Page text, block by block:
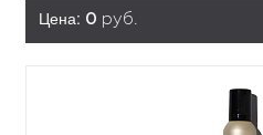
Цена: 0 руб.